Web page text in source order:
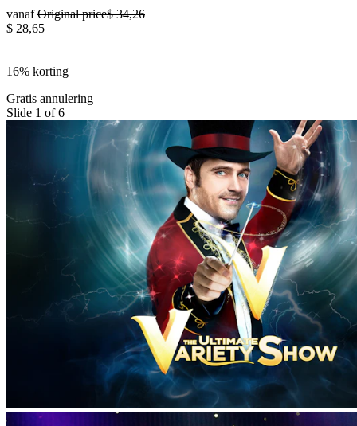
vanafOriginal price$ 34,26
$ 28,65
16% korting
Gratis annulering
Slide 1 of 6